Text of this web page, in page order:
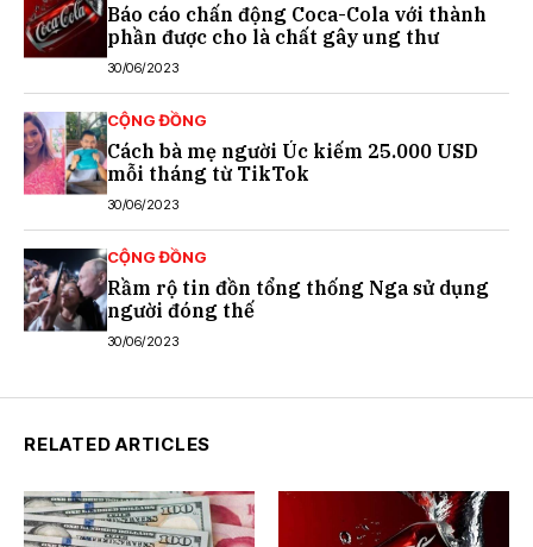
Báo cáo chấn động Coca-Cola với thành
phần được cho là chất gây ung thư
30/06/2023
CỘNG ĐỒNG
Cách bà mẹ người Úc kiếm 25.000 USD
mỗi tháng từ TikTok
30/06/2023
CỘNG ĐỒNG
Rầm rộ tin đồn tổng thống Nga sử dụng
người đóng thế
30/06/2023
RELATED ARTICLES